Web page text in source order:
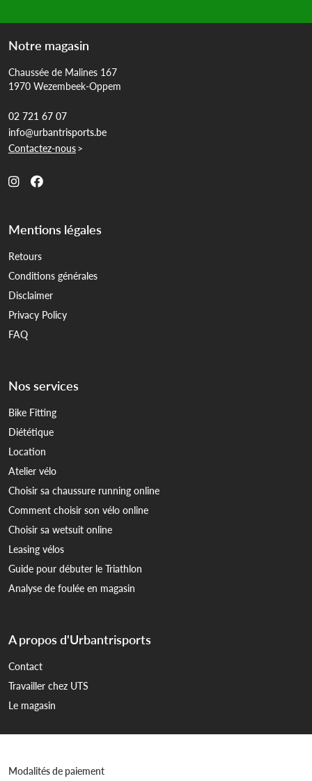
Notre magasin
Chaussée de Malines 167
1970 Wezembeek-Oppem
02 721 67 07
info@urbantrisports.be
Contactez-nous>
Mentions légales
Retours
Conditions générales
Disclaimer
Privacy Policy
FAQ
Nos services
Bike Fitting
Diététique
Location
Atelier vélo
Choisir sa chaussure running online
Comment choisir son vélo online
Choisir sa wetsuit online
Leasing vélos
Guide pour débuter le Triathlon
Analyse de foulée en magasin
A propos d'Urbantrisports
Contact
Travailler chez UTS
Le magasin
Modalités de paiement